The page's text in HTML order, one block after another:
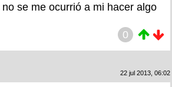
se me ocurrió a mi hacer algo
0
22 jul 2013, 06:02